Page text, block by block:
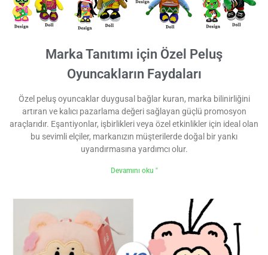
Marka Tanıtımı için Özel Peluş
Oyuncakların Faydaları
Özel peluş oyuncaklar duygusal bağlar kuran, marka bilinirliğini
artıran ve kalıcı pazarlama değeri sağlayan güçlü promosyon
araçlarıdır. Eşantiyonlar, işbirlikleri veya özel etkinlikler için ideal olan
bu sevimli elçiler, markanızın müşterilerde doğal bir yankı
uyandırmasına yardımcı olur.
Devamını oku "